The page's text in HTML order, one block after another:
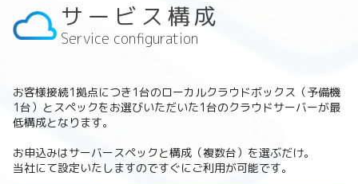
サービス構成
Service configuration
お客様接続1拠点につき1台のローカルクラウドボックス（予備機
1台）とスペックをお選びいただいた1台のクラウドサーバーが最
低構成となります。
お申込みはサーバースペックと構成（複数台）を選ぶだけ。
当社にて設定いたしますのですぐにご利用が可能です。